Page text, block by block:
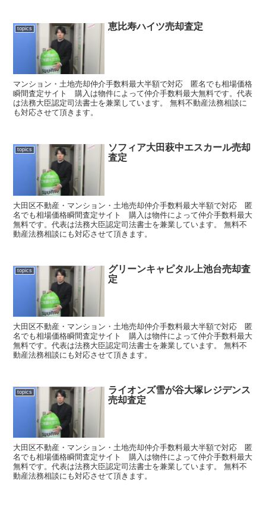
topics 恵比寿ハイツ売却査定
マンション・土地売却仲介手数料最大半額で対応 匿名でも相場価格
瞬間査定サイト 購入は物件によって仲介手数料最大無料です。代表
は法務大臣認定司法書士を兼業しています。 無料不動産法務相談に
も対応させて頂きます。
topics
ソフィア大田萩中エスカール売却
査定
大田区不動産・マンション・土地売却仲介手数料最大半額で対応 匿
名でも相場価格瞬間査定サイト 購入は物件によって仲介手数料最大
無料です。代表は法務大臣認定司法書士を兼業しています。 無料不
動産法務相談にも対応させて頂きます。
topics
グリーンキャピタル上池台売却査
定
大田区不動産・マンション・土地売却仲介手数料最大半額で対応 匿
名でも相場価格瞬間査定サイト 購入は物件によって仲介手数料最大
無料です。代表は法務大臣認定司法書士を兼業しています。 無料不
動産法務相談にも対応させて頂きます。
topics
ライオンズ雪が谷大塚レジデンス
売却査定
大田区不動産・マンション・土地売却仲介手数料最大半額で対応 匿
名でも相場価格瞬間査定サイト 購入は物件によって仲介手数料最大
無料です。代表は法務大臣認定司法書士を兼業しています。 無料不
動産法務相談にも対応させて頂きます。